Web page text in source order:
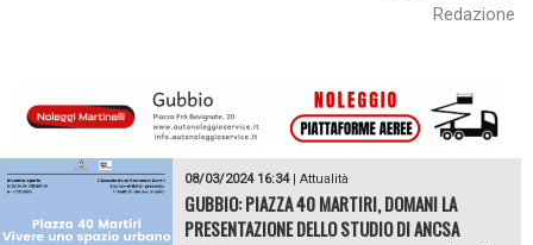
Redazione
08/03/2024 16:34| Attualità
GUBBIO: PIAZZA 40 MARTIRI, DOMANI LA
PRESENTAZIONE DELLO STUDIO DI ANCSA